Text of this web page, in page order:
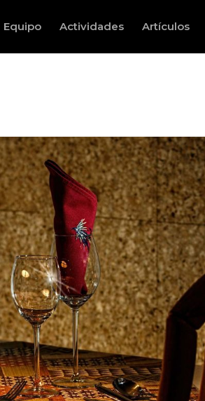
Equipo Actividades Artículos